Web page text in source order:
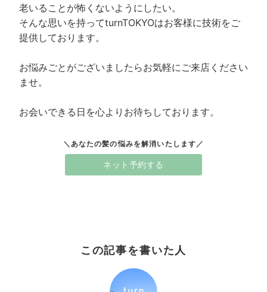
老いることが怖くないようにしたい。
そんな思いを持ってturnTOKYOはお客様に技術をご
提供しております。
お悩みごとがございましたらお気軽にご来店ください
ませ。
お会いできる日を心よりお待ちしております。
＼あなたの髪の悩みを解消いたします／
ネット予約する
この記事を書いた人